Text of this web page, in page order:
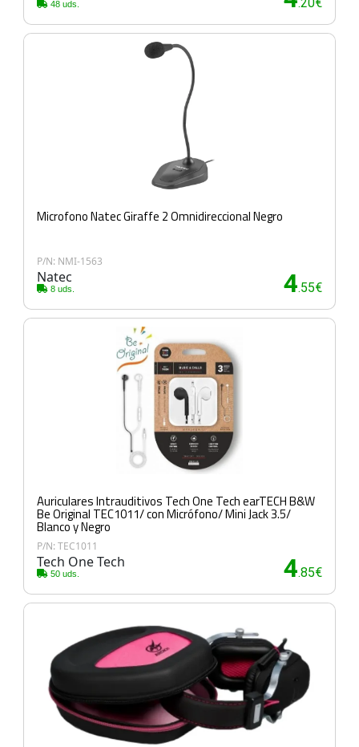
48 uds.
Microfono Natec Giraffe 2 Omnidireccional Negro
P/N: NMI-1563
Natec
8 uds. 4.55€
Auriculares Intrauditivos Tech One Tech earTECH B&W
Be Original TEC1011/ con Micrófono/ Mini Jack 3.5/
Blanco y Negro
P/N: TEC1011
Tech One Tech
50 uds. 4.85€